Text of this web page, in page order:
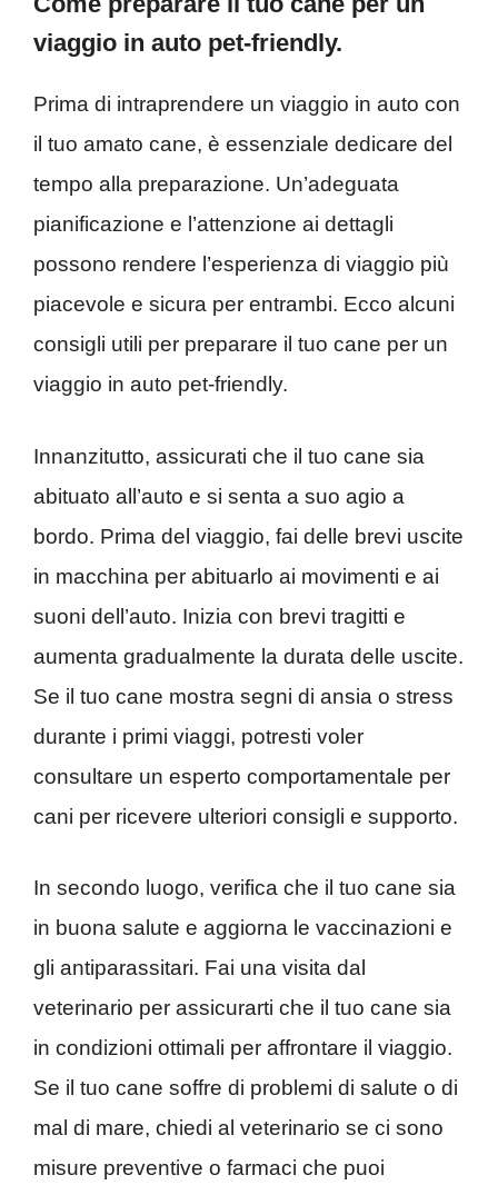
viaggio in auto pet-friendly.
Prima di intraprendere un viaggio in auto con
il tuo amato cane, è essenziale dedicare del
tempo alla preparazione. Un’adeguata
pianificazione e l’attenzione ai dettagli
possono rendere l’esperienza di viaggio più
piacevole e sicura per entrambi. Ecco alcuni
consigli utili per preparare il tuo cane per un
viaggio in auto pet-friendly.
Innanzitutto, assicurati che il tuo cane sia
abituato all’auto e si senta a suo agio a
bordo. Prima del viaggio, fai delle brevi uscite
in macchina per abituarlo ai movimenti e ai
suoni dell’auto. Inizia con brevi tragitti e
aumenta gradualmente la durata delle uscite.
Se il tuo cane mostra segni di ansia o stress
durante i primi viaggi, potresti voler
consultare un esperto comportamentale per
cani per ricevere ulteriori consigli e supporto.
In secondo luogo, verifica che il tuo cane sia
in buona salute e aggiorna le vaccinazioni e
gli antiparassitari. Fai una visita dal
veterinario per assicurarti che il tuo cane sia
in condizioni ottimali per affrontare il viaggio.
Se il tuo cane soffre di problemi di salute o di
mal di mare, chiedi al veterinario se ci sono
misure preventive o farmaci che puoi